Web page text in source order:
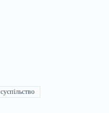
суспільство